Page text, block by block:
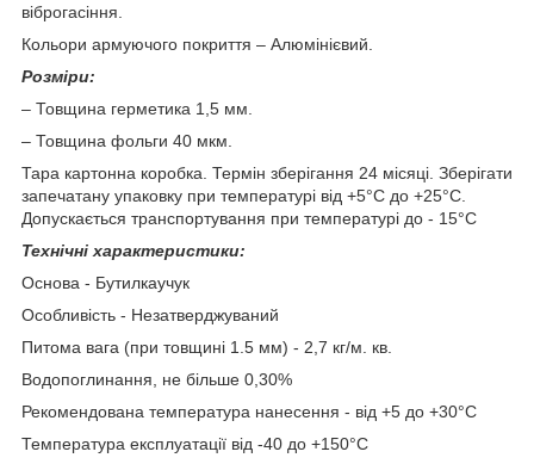
віброгасіння.
Кольори армуючого покриття – Алюмінієвий.
Розміри:
– Товщина герметика 1,5 мм.
– Товщина фольги 40 мкм.
Тара картонна коробка. Термін зберігання 24 місяці. Зберігати
запечатану упаковку при температурі від +5°С до +25°С.
Допускається транспортування при температурі до - 15°С
Технічні характеристики:
Основа - Бутилкаучук
Особливість - Незатверджуваний
Питома вага (при товщині 1.5 мм) - 2,7 кг/м. кв.
Водопоглинання, не більше 0,30%
Рекомендована температура нанесення - від +5 до +30°С
Температура експлуатації від -40 до +150°С